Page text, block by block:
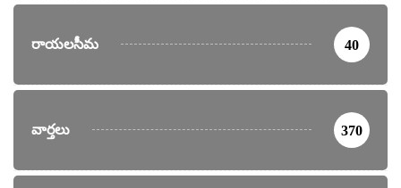
రాయలసీమ 40
వార్తలు 370